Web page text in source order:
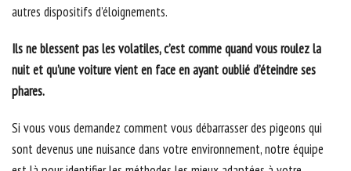
autres dispositifs d’éloignements.
Ils ne blessent pas les volatiles, c’est comme quand vous roulez la
nuit et qu’une voiture vient en face en ayant oublié d’éteindre ses
phares.
Si vous vous demandez comment vous débarrasser des pigeons qui
sont devenus une nuisance dans votre environnement, notre équipe